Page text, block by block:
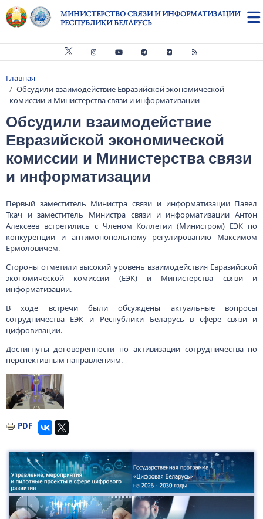
Перейти к основному содержанию
МИНИСТЕРСТВО СВЯЗИ И ИНФОРМАТИЗАЦИИ
РЕСПУБЛИКИ БЕЛАРУСЬ
Строка навигации
Главная
Обсудили взаимодействие Евразийской экономической
комиссии и Министерства связи и информатизации
Обсудили взаимодействие
Евразийской экономической
комиссии и Министерства связи
и информатизации
Первый заместитель Министра связи и информатизации Павел
Ткач и заместитель Министра связи и информатизации Антон
Алексеев встретились с Членом Коллегии (Министром) ЕЭК по
конкуренции и антимонопольному регулированию Максимом
Ермоловичем.
Стороны отметили высокий уровень взаимодействия Евразийской
экономической комиссии (ЕЭК) и Министерства связи и
информатизации.
В ходе встречи были обсуждены актуальные вопросы
сотрудничества ЕЭК и Республики Беларусь в сфере связи и
цифровизации.
Достигнуты договоренности по активизации сотрудничества по
перспективным направлениям.
Изображение
PDF